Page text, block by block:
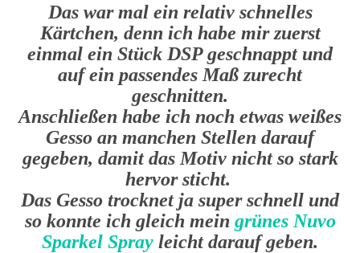
Das war mal ein relativ schnelles
Kärtchen, denn ich habe mir zuerst
einmal ein Stück DSP geschnappt und
auf ein passendes Maß zurecht
geschnitten.
Anschließen habe ich noch etwas weißes
Gesso an manchen Stellen darauf
gegeben, damit das Motiv nicht so stark
hervor sticht.
Das Gesso trocknet ja super schnell und
so konnte ich gleich mein grünes Nuvo
Sparkel Spray leicht darauf geben.